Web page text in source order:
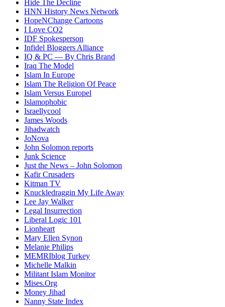
Hide The Decline
HNN History News Network
HopeNChange Cartoons
I Love CO2
IDF Spokesperson
Infidel Bloggers Alliance
IQ & PC — By Chris Brand
Iraq The Model
Islam In Europe
Islam The Religion Of Peace
Islam Versus Europel
Islamophobic
Israellycool
James Woods
Jihadwatch
JoNova
John Solomon reports
Junk Science
Just the News – John Solomon
Kafir Crusaders
Kitman TV
Knuckledraggin My Life Away
Lee Jay Walker
Legal Insurrection
Liberal Logic 101
Lionheart
Mary Ellen Synon
Melanie Philips
MEMRIblog Turkey
Michelle Malkin
Militant Islam Monitor
Mises.Org
Money Jihad
Nanny State Index